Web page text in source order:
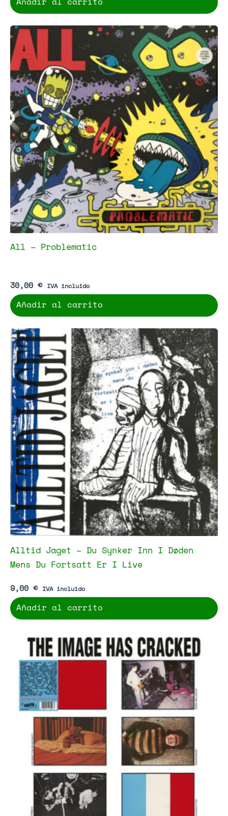
All – Problematic
30,00 € IVA incluido
Añadir al carrito
Alltid Jaget – Du Synker Inn I Døden
Mens Du Fortsatt Er I Live
9,00 € IVA incluido
Añadir al carrito